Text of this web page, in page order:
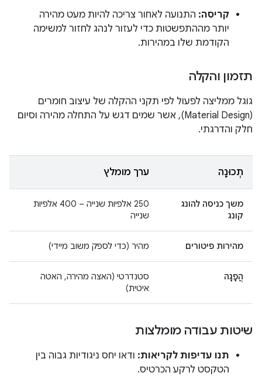
קריסה: התנועה לאחור צריכה להיות מעט מהירה
יותר מההתפשטות כדי לעזור לנהג לחזור למשימה
הקודמת שלו במהירות.
תזמון והקלה
גוגל ממליצה לפעול לפי תקני ההקלה של עיצוב חומרים
(Material Design), אשר שמים דגש על התחלה מהירה וסיום
חלק והדרגתי.
תְכוּנָה ערך מומלץ
משך כניסה להונג
קונג
250 אלפיות שנייה – 400 אלפיות
שנייה
מהירות פיטורים מהיר (כדי לספק משוב מיידי)
הֲפָגָה
סטנדרטי (האצה מהירה, האטה
איטית)
שיטות עבודה מומלצות
תנו עדיפות לקריאות: ודאו יחס ניגודיות גבוה בין
הטקסט לרקע הכרטיס.